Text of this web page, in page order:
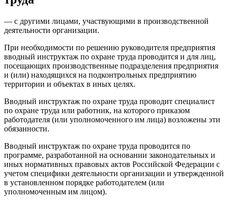
— с другими лицами, участвующими в производственной
деятельности организации.
При необходимости по решению руководителя предприятия
вводный инструктаж по охране труда проводится и для лиц,
посещающих производственные подразделения предприятия
и (или) находящихся на подконтрольных предприятию
территории и объектах в иных целях.
Вводный инструктаж по охране труда проводит специалист
по охране труда или работник, на которого приказом
работодателя (или уполномоченного им лица) возложены эти
обязанности.
Вводный инструктаж по охране труда проводится по
программе, разработанной на основании законодательных и
иных нормативных правовых актов Российской Федерации с
учетом специфики деятельности организации и утвержденной
в установленном порядке работодателем (или
уполномоченным им лицом).